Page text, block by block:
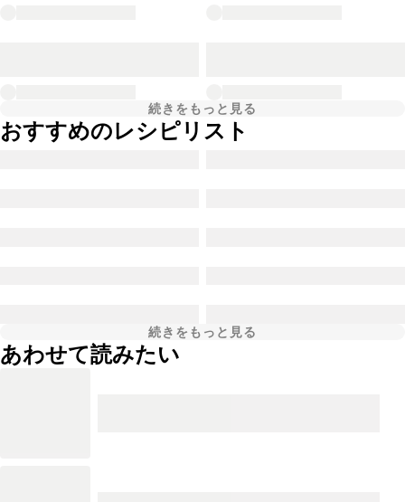
続きをもっと見る
おすすめのレシピリスト
続きをもっと見る
あわせて読みたい